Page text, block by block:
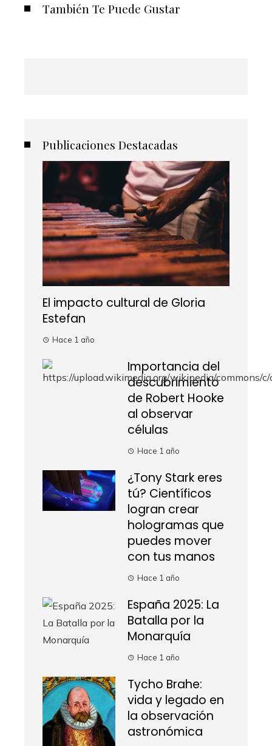
También Te Puede Gustar
Publicaciones Destacadas
El impacto cultural de Gloria
Estefan
Hace 1 año
Importancia del
descubrimiento
de Robert Hooke
al observar
células
Hace 1 año
¿Tony Stark eres
tú? Científicos
logran crear
hologramas que
puedes mover
con tus manos
Hace 1 año
España 2025: La
Batalla por la
Monarquía
Hace 1 año
Tycho Brahe:
vida y legado en
la observación
astronómica